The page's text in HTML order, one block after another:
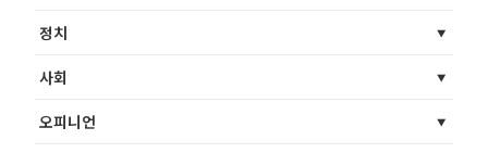
정치
사회
오피니언